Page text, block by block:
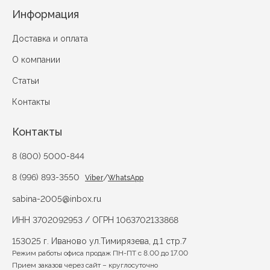
Информация
Доставка и оплата
О компании
Статьи
Контакты
Контакты
8 (800) 5000-844
8 (996) 893-3550 Viber/WhatsApp
sabina-2005@inbox.ru
ИНН 3702092953 / ОГРН 1063702133868
153025 г. Иваново ул.Тимирязева, д.1 стр.7
Режим работы офиса продаж ПН-ПТ с 8.00 до 17.00
Прием заказов через сайт – круглосуточно